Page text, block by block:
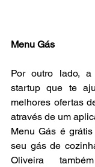
Menu Gás
Por outro lado,
startup que te
melhores ofertas
através de um
Menu Gás é
seu gás de
Oliveira